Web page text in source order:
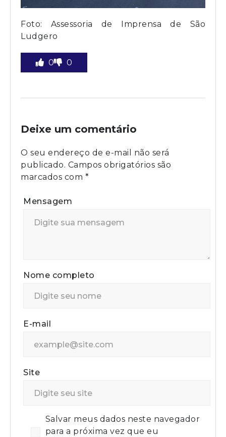
Foto: Assessoria de Imprensa de São
Ludgero
0 0
Deixe um comentário
O seu endereço de e-mail não será
publicado. Campos obrigatórios são
marcados com *
Mensagem
Nome completo
E-mail
Site
Salvar meus dados neste navegador
para a próxima vez que eu